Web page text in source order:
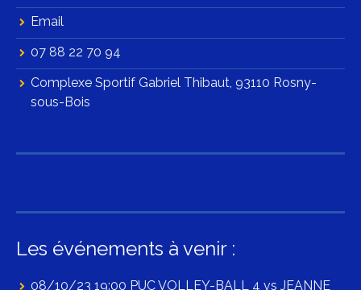
Email
07 88 22 70 94
Complexe Sportif Gabriel Thibaut, 93110 Rosny-
sous-Bois
Les événements à venir :
08/10/23 19:00 PUC VOLLEY-BALL 4 vs JEANNE